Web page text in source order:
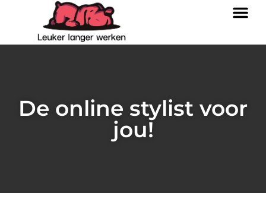
De online stylist voor
jou!